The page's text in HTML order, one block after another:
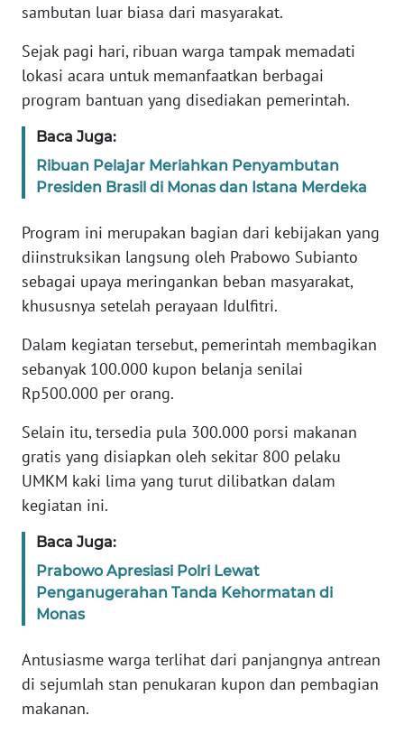
sambutan luar biasa dari masyarakat.
Sejak pagi hari, ribuan warga tampak memadati
lokasi acara untuk memanfaatkan berbagai
program bantuan yang disediakan pemerintah.
Baca Juga:
Ribuan Pelajar Meriahkan Penyambutan
Presiden Brasil di Monas dan Istana Merdeka
Program ini merupakan bagian dari kebijakan yang
diinstruksikan langsung oleh Prabowo Subianto
sebagai upaya meringankan beban masyarakat,
khususnya setelah perayaan Idulfitri.
Dalam kegiatan tersebut, pemerintah membagikan
sebanyak 100.000 kupon belanja senilai
Rp500.000 per orang.
Selain itu, tersedia pula 300.000 porsi makanan
gratis yang disiapkan oleh sekitar 800 pelaku
UMKM kaki lima yang turut dilibatkan dalam
kegiatan ini.
Baca Juga:
Prabowo Apresiasi Polri Lewat
Penganugerahan Tanda Kehormatan di
Monas
Antusiasme warga terlihat dari panjangnya antrean
di sejumlah stan penukaran kupon dan pembagian
makanan.
KAMI
INFO
TENTANG
KAMI
PEDOMAN
MEDIA
KARIR
Wahana
News
Regional
WN
SUMUT
WN
WN
JABAR